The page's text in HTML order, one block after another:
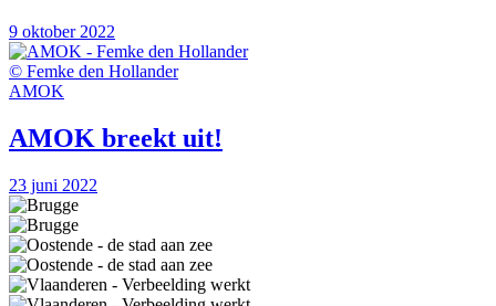
9 oktober 2022
© Femke den Hollander
AMOK
AMOK breekt uit!
23 juni 2022